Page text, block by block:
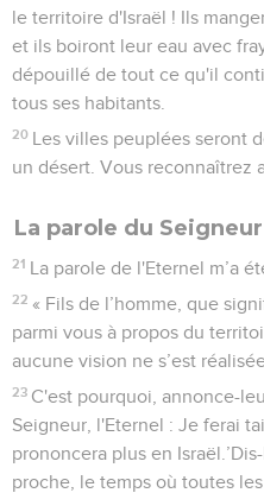
le territoire d'Israël ! Ils
et ils boiront leur eau avec
dépouillé de tout ce qu'il
tous ses habitants.
20 Les villes peuplées seront
un désert. Vous reconnaîtrez
La parole du
21 La parole de l'Eternel m’a
22 « Fils de l’homme, que
parmi vous à propos du
aucune vision ne s’est
23 C'est pourquoi, annonce-
Seigneur, l'Eternel : Je ferai
prononcera plus en
proche, le temps où toutes